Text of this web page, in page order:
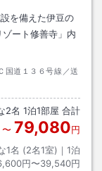
を備えた伊豆の
ート修善寺」内
国道１３６号線／送
2名 1泊1部屋 合計
〜 79,080円
1名 (2名1室)｜ 1泊
円〜39,540円